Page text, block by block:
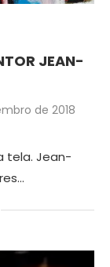
JEAN-
de 2018
tela. Jean-